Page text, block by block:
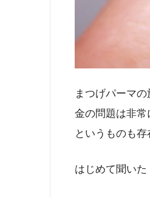
まつげパーマ
金の問題は非
というものも存
はじめて聞いた